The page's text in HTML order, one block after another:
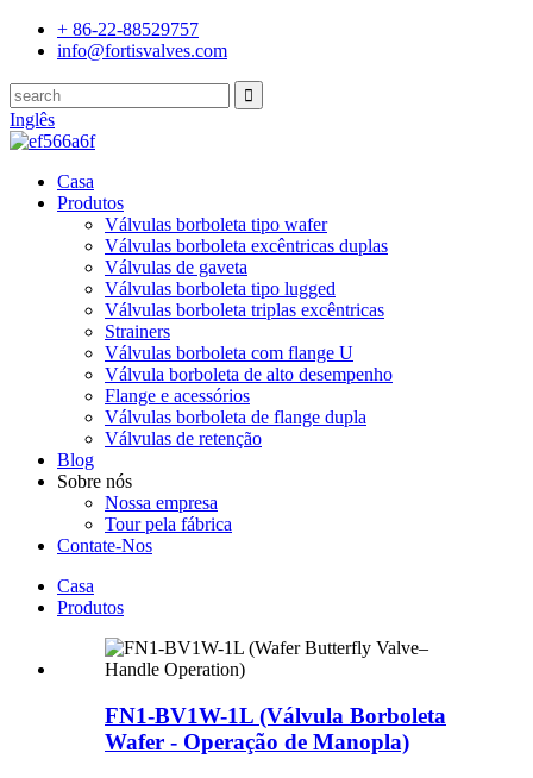
+ 86-22-88529757
info@fortisvalves.com
Inglês
Casa
Produtos
Válvulas borboleta tipo wafer
Válvulas borboleta excêntricas duplas
Válvulas de gaveta
Válvulas borboleta tipo lugged
Válvulas borboleta triplas excêntricas
Strainers
Válvulas borboleta com flange U
Válvula borboleta de alto desempenho
Flange e acessórios
Válvulas borboleta de flange dupla
Válvulas de retenção
Blog
Sobre nós
Nossa empresa
Tour pela fábrica
Contate-Nos
Casa
Produtos
FN1-BV1W-1L (Válvula Borboleta
Wafer - Operação de Manopla)